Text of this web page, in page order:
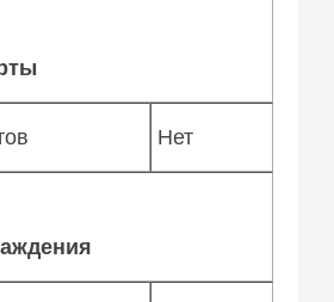
Нет